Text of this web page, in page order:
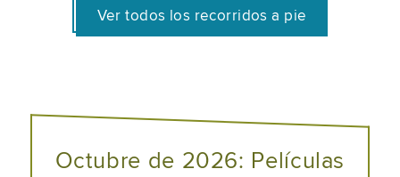
Ver todos los recorridos a pie
Octubre de 2026: Películas